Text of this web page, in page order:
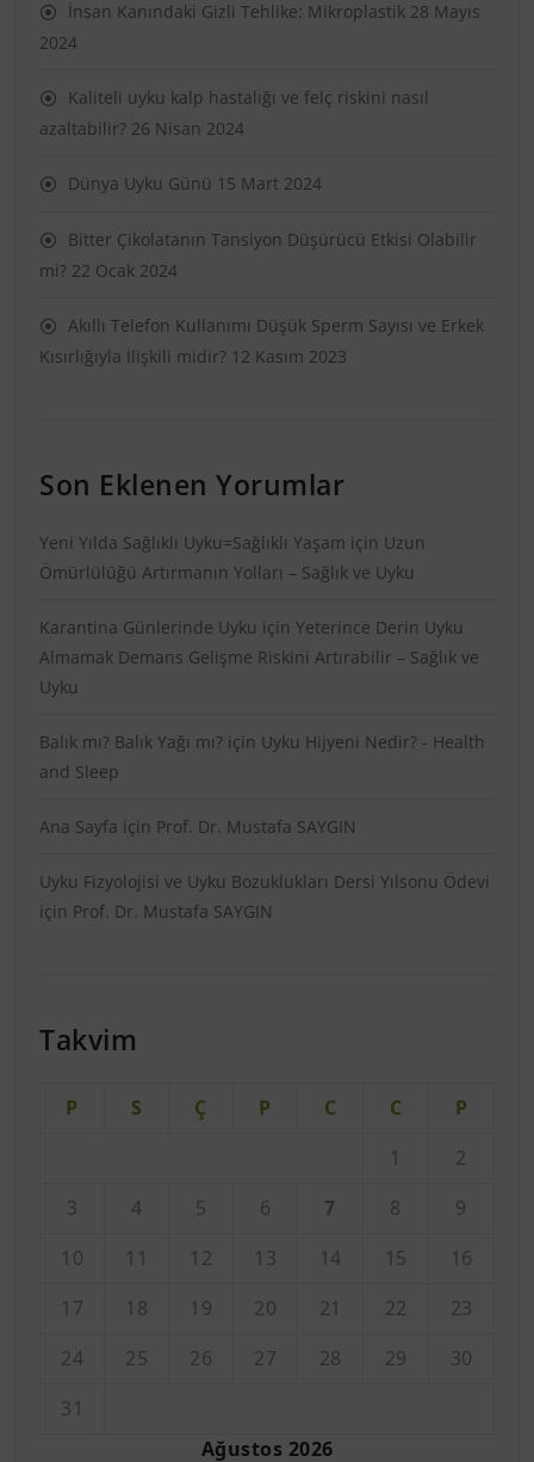
İnsan Kanındaki Gizli Tehlike: Mikroplastik 28 Mayıs
2024
Kaliteli uyku kalp hastalığı ve felç riskini nasıl
azaltabilir? 26 Nisan 2024
Dünya Uyku Günü 15 Mart 2024
Bitter Çikolatanın Tansiyon Düşürücü Etkisi Olabilir
mi? 22 Ocak 2024
Akıllı Telefon Kullanımı Düşük Sperm Sayısı ve Erkek
Kısırlığıyla İlişkili midir? 12 Kasım 2023
Son Eklenen Yorumlar
Yeni Yılda Sağlıklı Uyku=Sağlıklı Yaşam için Uzun
Ömürlülüğü Artırmanın Yolları – Sağlık ve Uyku
Karantina Günlerinde Uyku için Yeterince Derin Uyku
Almamak Demans Gelişme Riskini Artırabilir – Sağlık ve
Uyku
Balık mı? Balık Yağı mı? için Uyku Hijyeni Nedir? - Health
and Sleep
Ana Sayfa için Prof. Dr. Mustafa SAYGIN
Uyku Fizyolojisi ve Uyku Bozuklukları Dersi Yılsonu Ödevi
için Prof. Dr. Mustafa SAYGIN
Takvim
Ağustos 2026
P S Ç P C C
P
1
2
3
4 5 6 7 8
9
10
11 12 13 14 15
16
17
18 19 20 21 22
23
24
25 26 27 28 29
30
31